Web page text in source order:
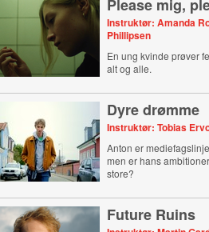
Please mig,
Instruktør: Amanda
Phillipsen
En ung kvinde prøver
alt og alle.
Dyre drømme
Instruktør: Tobias
Anton er
men er hans
store?
Future Ruins